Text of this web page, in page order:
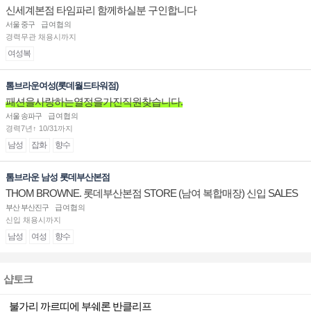
신세계본점 타임파리 함께하실분 구인합니다
서울 중구
급여협의
경력무관 채용시까지
여성복
톰브라운여성(롯데월드타워점)
패션을사랑하는열정을가진직원찾습니다.
서울 송파구
급여협의
경력7년↑ 10/31까지
남성 잡화 향수
톰브라운 남성 롯데부산본점
THOM BROWNE. 롯데부산본점 STORE (남여 복합매장) 신입 SALES
ASSOCIATE 채용
부산 부산진구
급여협의
신입 채용시까지
남성 여성 향수
샵토크
불가리 까르띠에 부쉐론 반클리프